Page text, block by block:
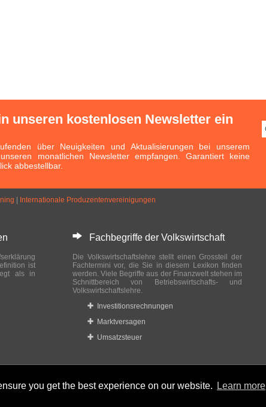
you get the best experience on our website. Learn more
unseren kostenlosen Newsletter ein
über Neuigkeiten und Aktualisierungen bei unserem
monatlichen Newsletter empfangen. Garantiert keine
abbestellbar.
Internationale Produzentenvereinigungen
ist
als in
Fachbegriffe der Volkswirtschaft
Die Volkswirtschaftslehre stellt einen Grossteil der
Fachtermini vor, die Sie in diesem Lexikon finden
werden. Viele Begriffe aus der Finanzwelt stehen im
Schnittbereich von Betriebswirtschafts- und
Volkswirtschaftslehre.
Investitionsrechnungen
Marktversagen
Umsatzsteuer